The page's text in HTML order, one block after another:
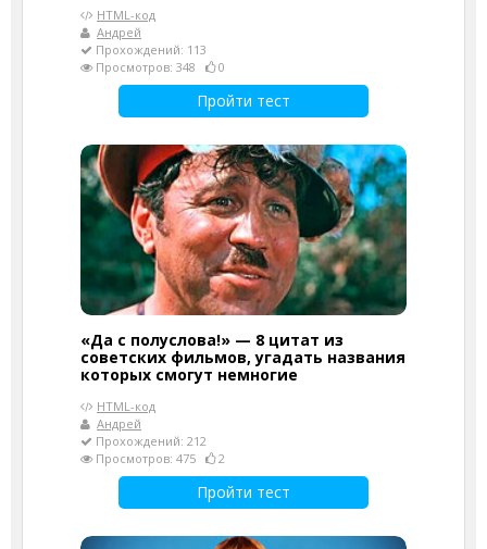
HTML-код
Андрей
Прохождений: 113
Просмотров: 348
0
Пройти тест
«Да с полуслова!» — 8 цитат из
советских фильмов, угадать названия
которых смогут немногие
HTML-код
Андрей
Прохождений: 212
Просмотров: 475
2
Пройти тест